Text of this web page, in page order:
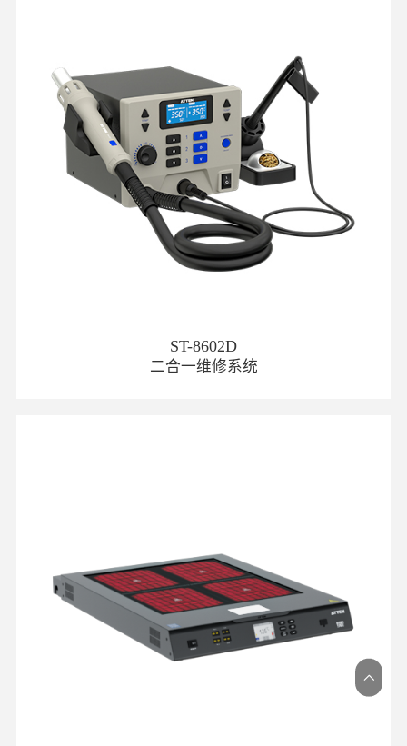
ST-8602D
二合一维修系统